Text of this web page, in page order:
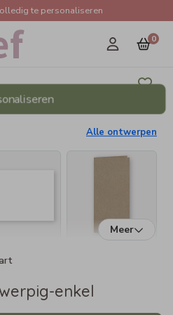
te personaliseren
0
Alle ontwerpen
Meer
enkel